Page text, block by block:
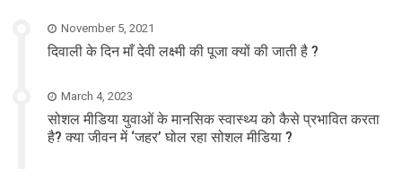
November 5, 2021
दिवाली के दिन माँ देवी लक्ष्मी की पूजा क्यों की जाती है ?
March 4, 2023
सोशल मीडिया युवाओं के मानसिक स्वास्थ्य को कैसे प्रभावित करता
है? क्या जीवन में ‘जहर’ घोल रहा सोशल मीडिया ?